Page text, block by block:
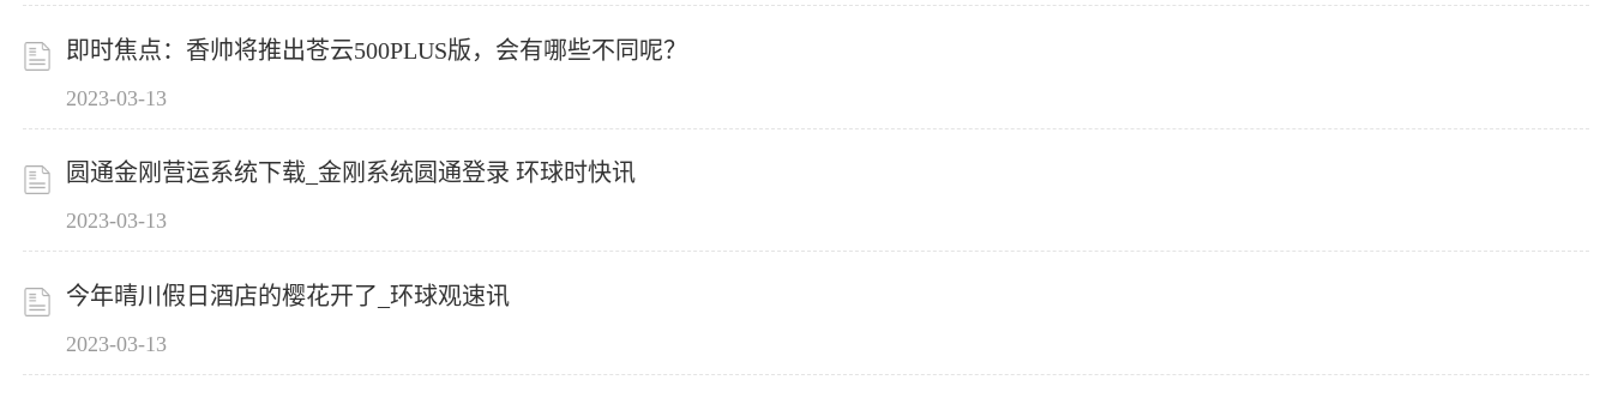
即时焦点：香帅将推出苍云500PLUS版，会有哪些不同呢？
2023-03-13
圆通金刚营运系统下载_金刚系统圆通登录 环球时快讯
2023-03-13
今年晴川假日酒店的樱花开了_环球观速讯
2023-03-13